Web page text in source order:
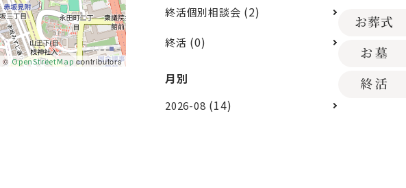
©OpenStreetMap contributors
終活個別相談会 (2)
終活 (0)
月別
2026-08 (14)